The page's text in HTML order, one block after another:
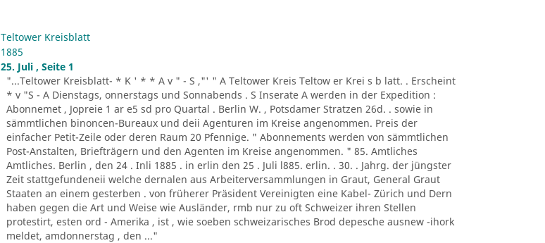
Teltower Kreisblatt
1885
25. Juli , Seite 1
"...Teltower Kreisblatt- * K ' * * A v " - S ,"' " A Teltower Kreis Teltow er Krei s b latt. . Erscheint
* v "S - A Dienstags, onnerstags und Sonnabends . S Inserate A werden in der Expedition :
Abonnemet , Jopreie 1 ar e5 sd pro Quartal . Berlin W. , Potsdamer Stratzen 26d. . sowie in
sämmtlichen binoncen-Bureaux und deii Agenturen im Kreise angenommen. Preis der
einfacher Petit-Zeile oder deren Raum 20 Pfennige. " Abonnements werden von sämmtlichen
Post-Anstalten, Briefträgern und den Agenten im Kreise angenommen. " 85. Amtliches
Amtliches. Berlin , den 24 . Inli 1885 . in erlin den 25 . Juli l885. erlin. . 30. . Jahrg. der jüngster
Zeit stattgefundeneii welche dernalen aus Arbeiterversammlungen in Graut, General Graut
Staaten an einem gesterben . von früherer Präsident Vereinigten eine Kabel- Zürich und Dern
haben gegen die Art und Weise wie Ausländer, rmb nur zu oft Schweizer ihren Stellen
protestirt, esten ord - Amerika , ist , wie soeben schweizarisches Brod depesche ausnew -ihork
meldet, amdonnerstag , den ..."